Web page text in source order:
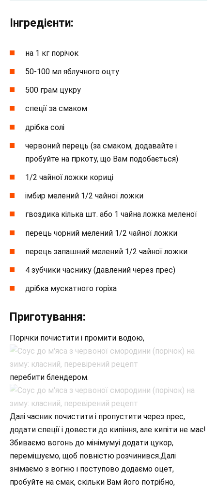
Інгредієнти:
на 1 кг порічок
50-100 мл яблучного оцту
500 грам цукру
спеції за смаком
дрібка солі
червоний перець (за смаком, додавайте і
пробуйте на гіркоту, що Вам подобається)
1/2 чайної ложки кориці
імбир мелений 1/2 чайної ложки
гвоздика кілька шт. або 1 чайна ложка меленої
перець чорний мелений 1/2 чайної ложки
перець запашний мелений 1/2 чайної ложки
4 зубчики часнику (давлений через прес)
дрібка мускатного горіха
Приготування:
Порічки почистити і промити водою,
перебити блендером.
Далі часник почистити і пропустити через прес,
додати спеції і довести до кипіння, але кипіти не має!
Збиваємо вогонь до мінімумуі додати цукор,
перемішуємо, щоб повністю розчинився.Далі
знімаємо з вогню і поступово додаємо оцет,
пробуйте на смак, скільки Вам його потрібно,